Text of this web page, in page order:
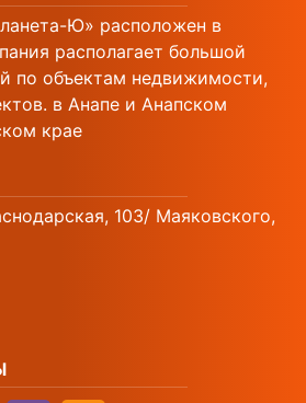
Ю» расположен в
располагает большой
по объектам недвижимости,
в Анапе и Анапском
крае
103/ Маяковского,